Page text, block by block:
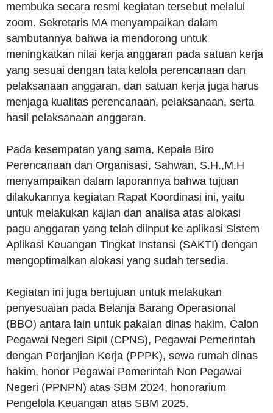
membuka secara resmi kegiatan tersebut melalui
zoom. Sekretaris MA menyampaikan dalam
sambutannya bahwa ia mendorong untuk
meningkatkan nilai kerja anggaran pada satuan kerja
yang sesuai dengan tata kelola perencanaan dan
pelaksanaan anggaran, dan satuan kerja juga harus
menjaga kualitas perencanaan, pelaksanaan, serta
hasil pelaksanaan anggaran.
Pada kesempatan yang sama, Kepala Biro
Perencanaan dan Organisasi, Sahwan, S.H.,M.H
menyampaikan dalam laporannya bahwa tujuan
dilakukannya kegiatan Rapat Koordinasi ini, yaitu
untuk melakukan kajian dan analisa atas alokasi
pagu anggaran yang telah diinput ke aplikasi Sistem
Aplikasi Keuangan Tingkat Instansi (SAKTI) dengan
mengoptimalkan alokasi yang sudah tersedia.
Kegiatan ini juga bertujuan untuk melakukan
penyesuaian pada Belanja Barang Operasional
(BBO) antara lain untuk pakaian dinas hakim, Calon
Pegawai Negeri Sipil (CPNS), Pegawai Pemerintah
dengan Perjanjian Kerja (PPPK), sewa rumah dinas
hakim, honor Pegawai Pemerintah Non Pegawai
Negeri (PPNPN) atas SBM 2024, honorarium
Pengelola Keuangan atas SBM 2025.